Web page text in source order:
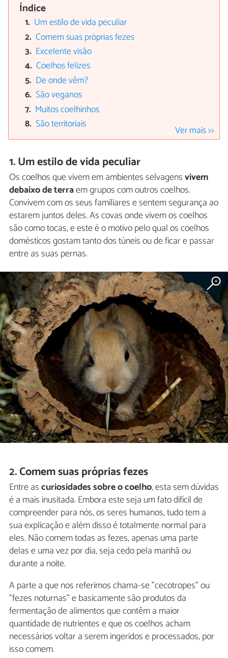
Índice
Um estilo de vida peculiar
Comem suas próprias fezes
Excelente visão
Coelhos felizes
De onde vêm?
São veganos
Muitos coelhinhos
São territoriais
Ver mais >>
1. Um estilo de vida peculiar
Os coelhos que vivem em ambientes selvagensvivem
debaixo de terraem grupos com outros coelhos.
Convivem com os seus familiares e sentem segurança ao
estarem juntos deles. As covas onde vivem os coelhos
são como tocas, e este é o motivo pelo qual os coelhos
domésticos gostam tanto dos túneis ou de ficar e passar
entre as suas pernas.
2. Comem suas próprias fezes
Entre ascuriosidades sobre o coelho, esta sem dúvidas
é a mais inusitada. Embora este seja um fato difícil de
compreender para nós, os seres humanos, tudo tem a
sua explicação e além disso é totalmente normal para
eles. Não comem todas as fezes, apenas uma parte
delas e uma vez por dia, seja cedo pela manhã ou
durante a noite.
A parte a que nos referimos chama-se "cecotropes" ou
"fezes noturnas" e basicamente são produtos da
fermentação de alimentos que contêm a maior
quantidade de nutrientes e que os coelhos acham
necessários voltar a serem ingeridos e processados, por
isso comem.